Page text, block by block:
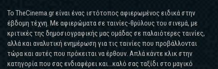
Το TheCinema.gr είναι ένας ιστότοπος αφιερωμένος ειδικά στην
έβδομη τέχνη. Με αφιερώματα σε ταινίες-θρύλους του σινεμά, με
κριτικές της δημοσιογραφικής μας ομάδας σε παλαιότερες ταινίες,
αλλά και αναλυτική ενημέρωση για τις ταινίες που προβάλλονται
τώρα και αυτές που πρόκειται να έρθουν. Απλά κάντε κλικ στην
κατηγορία που σας ενδιαφέρει και...καλό σας ταξίδι στο μαγικό